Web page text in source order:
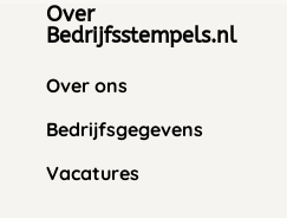
Over
Bedrijfsstempels.nl
Over ons
Bedrijfsgegevens
Vacatures